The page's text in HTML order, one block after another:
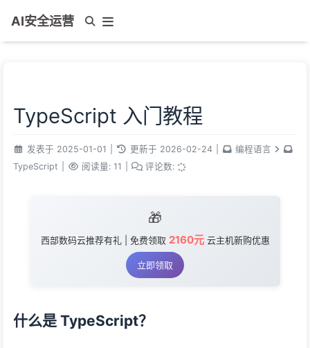
AI安全运营
TypeScript 入门教程
发表于 2025-01-01 更新于 2026-02-24
编程语言
TypeScript
阅读量: 11 评论数:
🎁
西部数码云推荐有礼 | 免费领取 2160元云主机新购优惠
立即领取
什么是 TypeScript？